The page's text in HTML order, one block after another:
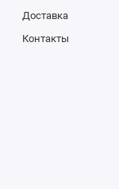
Доставка
Контакты